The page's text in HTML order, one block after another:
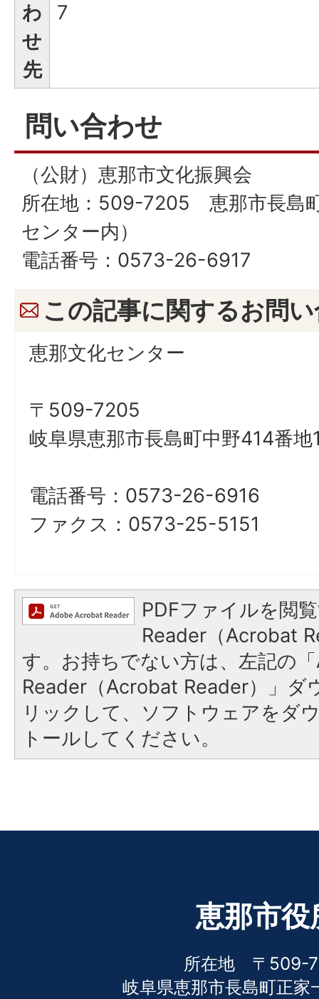
わ
せ
先
7
問い合わせ
（公財）恵那市文化振興会
所在地：509-7205 恵那市長島
センター内）
電話番号：0573-26-6917
この記事に関するお問
恵那文化センター
〒509-7205
岐阜県恵那市長島町中野414番地
電話番号：0573-26-6916
ファクス：0573-25-5151
PDFファイルを閲
Reader（Acrobat
す。お持ちでない方は、左記の
Reader（Acrobat Reader）」ダ
リックして、ソフトウェアをダ
トールしてください。
恵那市役
所在地 〒509-
岐阜県恵那市長島町正家